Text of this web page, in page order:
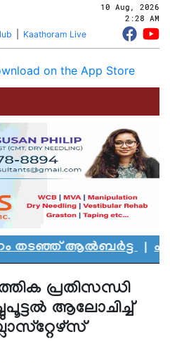
10 Aug, 2026
2:28 AM
Kaathoram Live
തടഞ്ഞ് ആൽബർട്ട|
പ്രതിസന്ധി
ആലോചിച്ച്